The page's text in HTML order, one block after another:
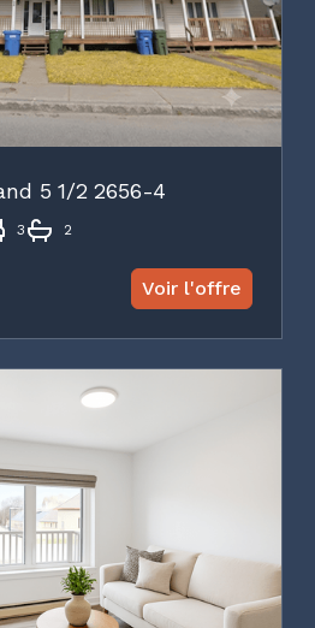
5 1/2 2656-4
3 2
Voir l'offre